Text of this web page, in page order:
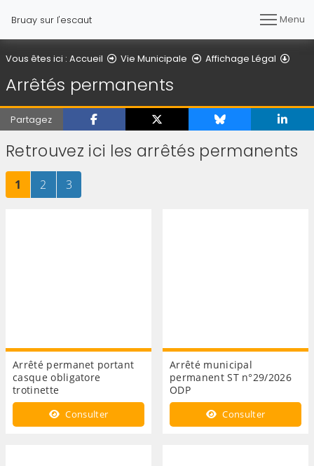
Bruay sur l'escaut Menu
Vous êtes ici : Accueil Vie Municipale Affichage Légal
Arrêtés permanents
Partagez
Retrouvez ici les arrêtés permanents
Page
1 sur 3Page
2 sur 3Page
3sur 3
Arrêté permanet portant
casque obligatore
trotinette
Consulter
Arrêté municipal
permanent ST n°29/2026
ODP
Consulter